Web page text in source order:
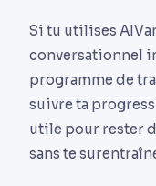
Si tu utilises
conversationnel
programme de
suivre ta
utile pour rester
sans te